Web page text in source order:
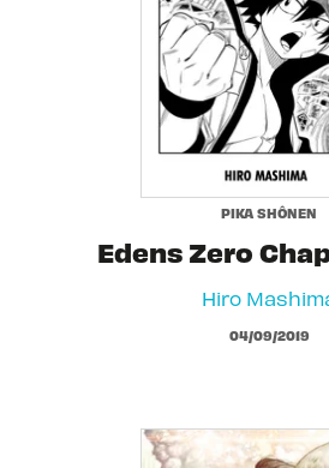
PIKA SHÔNEN
Edens Zero
Hiro
04/09/2019